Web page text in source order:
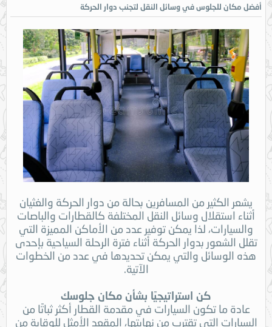
أفضل مكان للجلوس في وسائل النقل لتجنب دوار الحركة
يشعر الكثير من المسافرين بحالة من دوار الحركة والغثيان
أثناء استقلال وسائل النقل المختلفة كالقطارات والباصات
والسيارات، لذا يمكن توفير عدد من الأماكن المميزة التي
تقلل الشعور بدوار الحركة أثناء فترة الرحلة السياحية بإحدى
هذه الوسائل والتي يمكن تحديدها في عدد من الخطوات
الآتية.
كن استراتيجيًا بشأن مكان جلوسك
عادة ما تكون السيارات في مقدمة القطار أكثر ثباتًا من
السيارات التي تقترب من نهايتها، المقعد الأمثل للوقاية من